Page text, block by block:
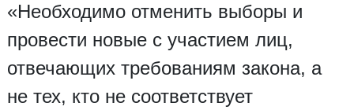
«Необходимо отменить выборы и
провести новые с участием лиц,
отвечающих требованиям закона, а
не тех, кто не соответствует